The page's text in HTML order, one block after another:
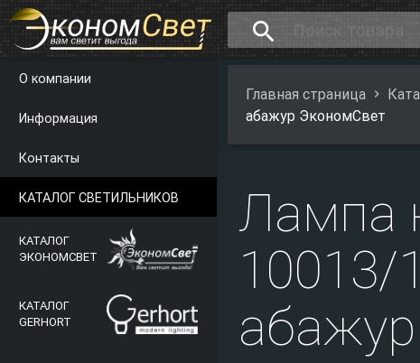
search
О компании
Информация
Контакты
КАТАЛОГ СВЕТИЛЬНИКОВ
КАТАЛОГ
ЭКОНОМСВЕТ
КАТАЛОГ
GERHORT
Главная страница
абажур ЭкономСвет
Лампа
10013/